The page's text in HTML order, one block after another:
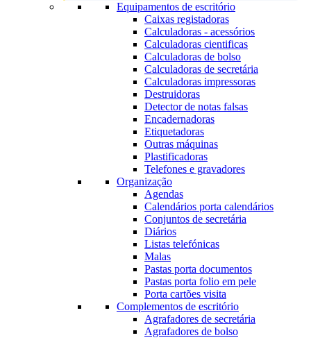
Equipamentos de escritório
Caixas registadoras
Calculadoras - acessórios
Calculadoras cientificas
Calculadoras de bolso
Calculadoras de secretária
Calculadoras impressoras
Destruidoras
Detector de notas falsas
Encadernadoras
Etiquetadoras
Outras máquinas
Plastificadoras
Telefones e gravadores
Organização
Agendas
Calendários porta calendários
Conjuntos de secretária
Diários
Listas telefónicas
Malas
Pastas porta documentos
Pastas porta folio em pele
Porta cartões visita
Complementos de escritório
Agrafadores de secretária
Agrafadores de bolso